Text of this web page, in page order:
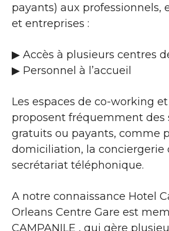
payants) aux professionnels,
et entreprises :
▶​ Accès à plusieurs centres
▶​ Personnel à l’accueil
Les espaces de co-working
proposent fréquemment des
gratuits ou payants, comme
domiciliation, la conciergerie
secrétariat téléphonique.
A notre connaissance Hotel
Orleans Centre Gare est
CAMPANILE , qui gère